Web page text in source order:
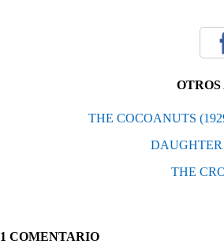
THE COCOANUTS
DAUGHTER
THE
1 COMENTARIO